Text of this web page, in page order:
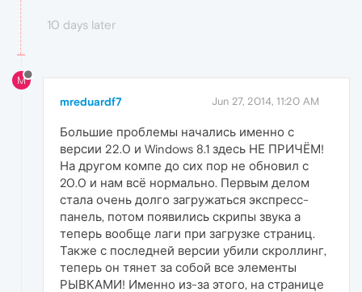
10 days later
M
mreduardf7 Jun 27, 2014, 11:20 AM
Большие проблемы начались именно с
версии 22.0 и Windows 8.1 здесь НЕ ПРИЧЁМ!
На другом компе до сих пор не обновил с
20.0 и нам всё нормально. Первым делом
стала очень долго загружаться экспресс-
панель, потом появились скрипы звука а
теперь вообще лаги при загрузке страниц.
Также с последней версии убили скроллинг,
теперь он тянет за собой все элементы
РЫВКАМИ! Именно из-за этого, на странице